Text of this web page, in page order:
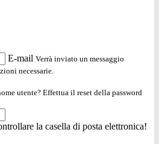
E-mail Verrà inviato un messaggio
necessarie.
utente? Effettua il reset della password
la casella di posta elettronica!